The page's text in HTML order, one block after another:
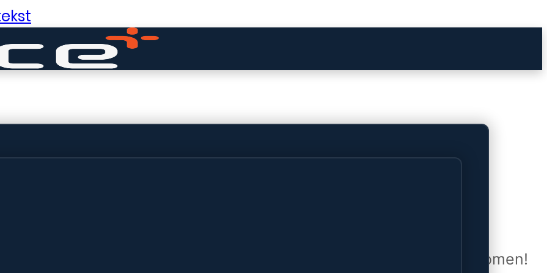
dingen in het verschiet
winkel wordt momenteel gebouwd en zal binnenkort online komen!